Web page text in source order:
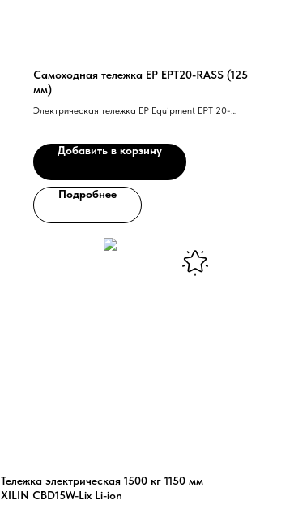
Самоходная тележка EP EPT20-RASS (125
мм)
Электрическая тележка EP Equipment EPT 20-
Добавить в корзину
Подробнее
Тележка электрическая 1500 кг 1150 мм
XILIN CBD15W-Lix Li-ion